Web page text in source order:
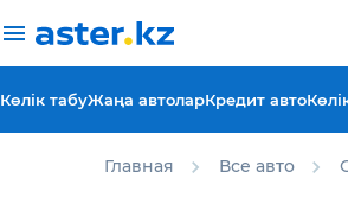
Көлік табуЖаңа автоларКредит авто
Главная Все авто